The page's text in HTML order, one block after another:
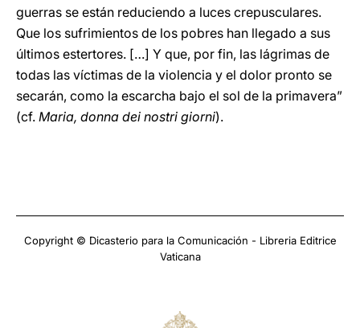
guerras se están reduciendo a luces crepusculares.
Que los sufrimientos de los pobres han llegado a sus
últimos estertores. […] Y que, por fin, las lágrimas de
todas las víctimas de la violencia y el dolor pronto se
secarán, como la escarcha bajo el sol de la primavera”
(cf. Maria, donna dei nostri giorni).
Copyright © Dicasterio para la Comunicación - Libreria Editrice
Vaticana